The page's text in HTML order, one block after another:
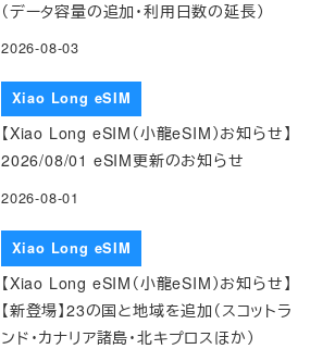
（データ容量の追加・利用日数の延長）
2026-08-03
Xiao Long eSIM
【Xiao Long eSIM（小龍eSIM）お知らせ】
2026/08/01 eSIM更新のお知らせ
2026-08-01
Xiao Long eSIM
【Xiao Long eSIM（小龍eSIM）お知らせ】
【新登場】23の国と地域を追加（スコットラ
ンド・カナリア諸島・北キプロスほか）